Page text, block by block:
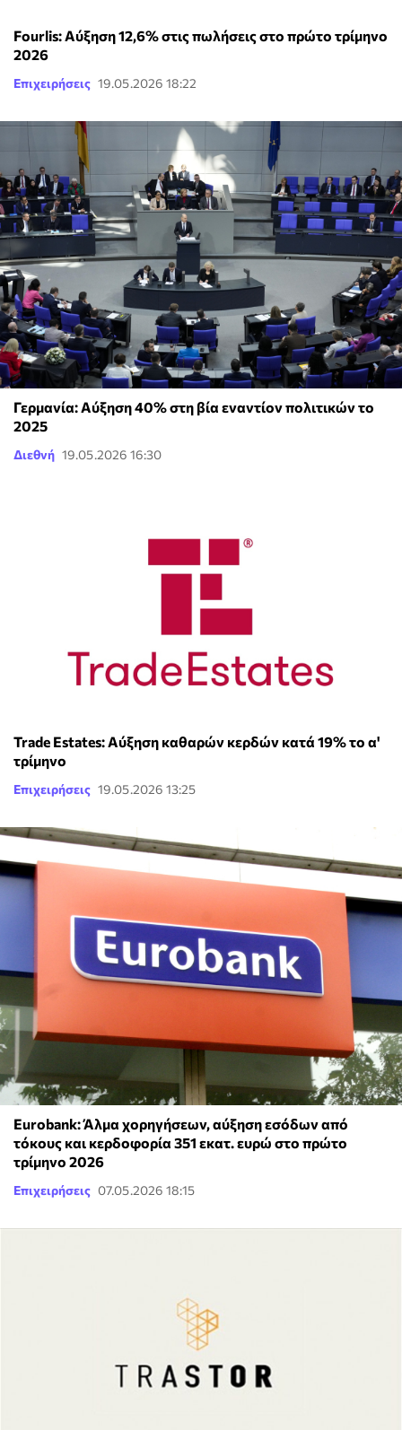
Fourlis: Αύξηση 12,6% στις πωλήσεις στο πρώτο τρίμηνο
2026
Επιχειρήσεις 19.05.2026 18:22
Γερμανία: Αύξηση 40% στη βία εναντίον πολιτικών το
2025
Διεθνή 19.05.2026 16:30
Trade Estates: Αύξηση καθαρών κερδών κατά 19% το α'
τρίμηνο
Επιχειρήσεις 19.05.2026 13:25
Eurobank: Άλμα χορηγήσεων, αύξηση εσόδων από
τόκους και κερδοφορία 351 εκατ. ευρώ στο πρώτο
τρίμηνο 2026
Επιχειρήσεις 07.05.2026 18:15